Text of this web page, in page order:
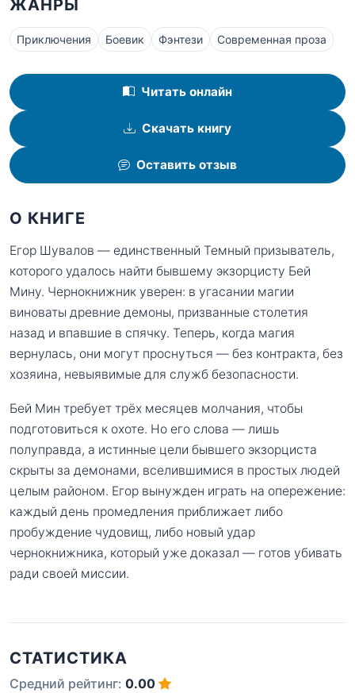
ЖАНРЫ
Приключения Боевик Фэнтези Современная проза
Читать онлайн
Скачать книгу
Оставить отзыв
О КНИГЕ
Егор Шувалов — единственный Темный призыватель,
которого удалось найти бывшему экзорцисту Бей
Мину. Чернокнижник уверен: в угасании магии
виноваты древние демоны, призванные столетия
назад и впавшие в спячку. Теперь, когда магия
вернулась, они могут проснуться — без контракта, без
хозяина, невыявимые для служб безопасности.
Бей Мин требует трёх месяцев молчания, чтобы
подготовиться к охоте. Но его слова — лишь
полуправда, а истинные цели бывшего экзорциста
скрыты за демонами, вселившимися в простых людей
целым районом. Егор вынужден играть на опережение:
каждый день промедления приближает либо
пробуждение чудовищ, либо новый удар
чернокнижника, который уже доказал — готов убивать
ради своей миссии.
СТАТИСТИКА
Средний рейтинг: 0.00